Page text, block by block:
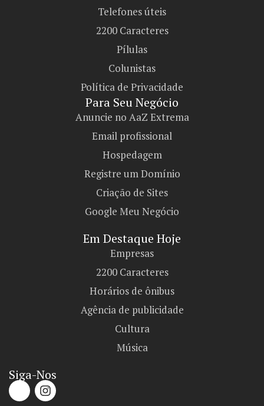
Telefones úteis
2200 Caracteres
Pílulas
Colunistas
Política de Privacidade
Para Seu Negócio​
Anuncie no AaZ Extrema
Email profissional
Hospedagem
Registre um Domínio
Criação de Sites
Google Meu Negócio
Em Destaque Hoje
Empresas
2200 Caracteres
Horários de ônibus
Agência de publicidade
Cultura
Música
Siga-Nos